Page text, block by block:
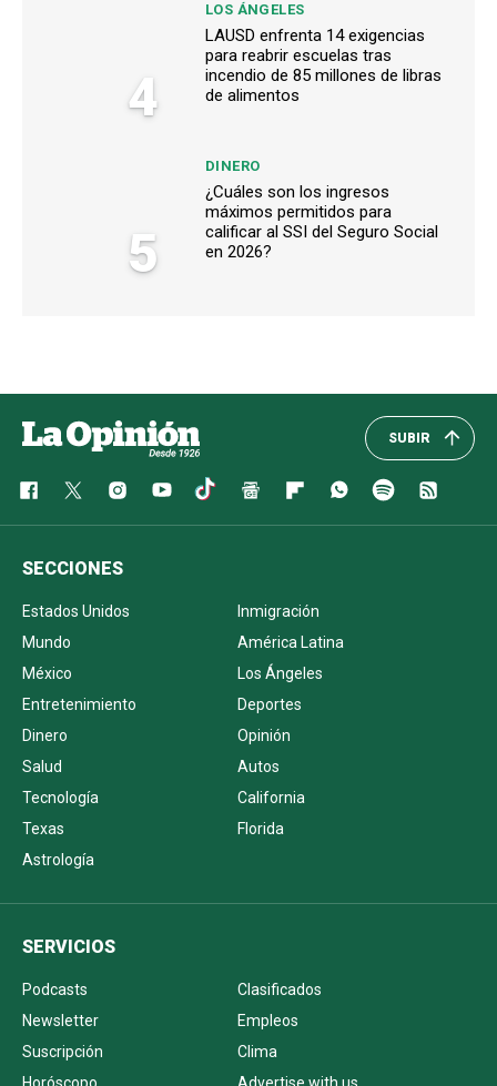
4
LOS ÁNGELES
LAUSD enfrenta 14 exigencias
para reabrir escuelas tras
incendio de 85 millones de libras
de alimentos
5
DINERO
¿Cuáles son los ingresos
máximos permitidos para
calificar al SSI del Seguro Social
en 2026?
SUBIR
SECCIONES
Estados Unidos
Inmigración
Mundo
América Latina
México
Los Ángeles
Entretenimiento
Deportes
Dinero
Opinión
Salud
Autos
Tecnología
California
Texas
Florida
Astrología
SERVICIOS
Podcasts
Clasificados
Newsletter
Empleos
Suscripción
Clima